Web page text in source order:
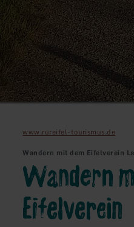
www.rureifel-tourismus.de
Wandern mit dem Eifelverein
Wandern
Eifelverein